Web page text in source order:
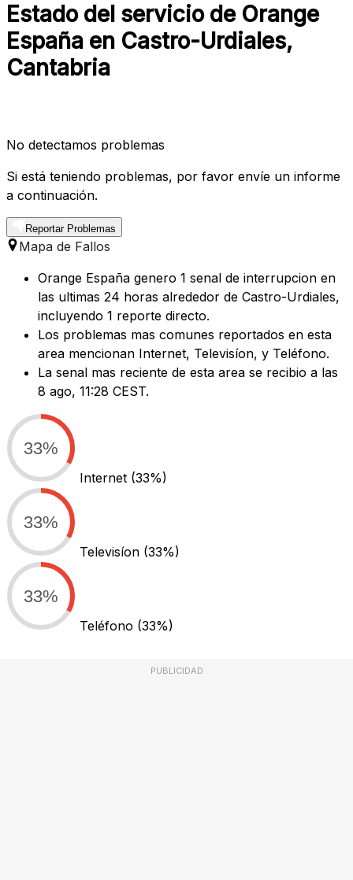
Estado del servicio de Orange
España en Castro-Urdiales,
Cantabria
No detectamos problemas
Si está teniendo problemas, por favor envíe un informe
a continuación.
Reportar Problemas
Mapa de Fallos
Orange España genero 1 senal de interrupcion en
las ultimas 24 horas alrededor de Castro-Urdiales,
incluyendo 1 reporte directo.
Los problemas mas comunes reportados en esta
area mencionan Internet, Televisíon, y Teléfono.
La senal mas reciente de esta area se recibio a las
8 ago, 11:28 CEST.
33%
Internet (33%)
33%
Televisíon (33%)
33%
Teléfono (33%)
PUBLICIDAD